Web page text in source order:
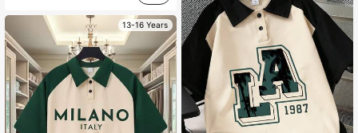
13-16 Years